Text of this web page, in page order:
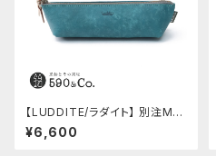
【LUDDITE/ラダイト】 別注MAY
Aレザーボートペンケース (ター
キーブルー)
¥6,600